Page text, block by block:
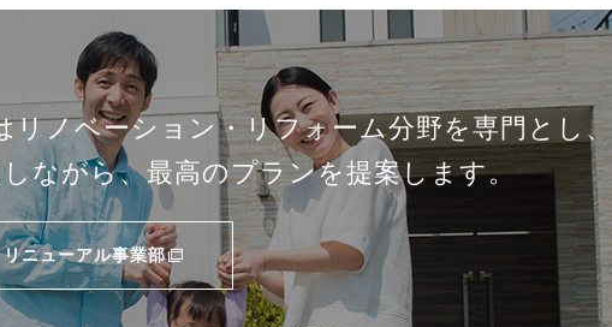
リノベーション・リフォーム分野を専門とし、
ながら、最高のプランを提案します。
リニューアル事業部